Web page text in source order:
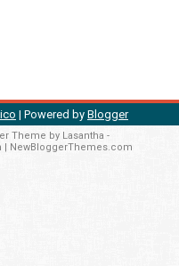
| Powered by Blogger
Theme by Lasantha -
| NewBloggerThemes.com